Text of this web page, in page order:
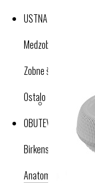
USTNA HIGIENA
Medzobne ščetke
Zobne ščetke
Ostalo
OBUTEV
Birkenstock
Anatomska obutev